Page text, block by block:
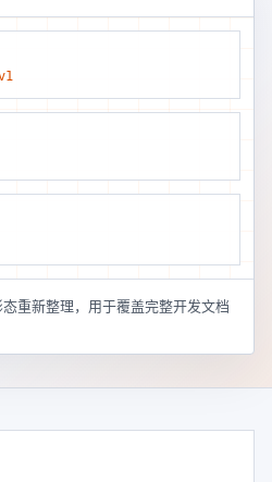
重新整理，用于覆盖完整开发文档